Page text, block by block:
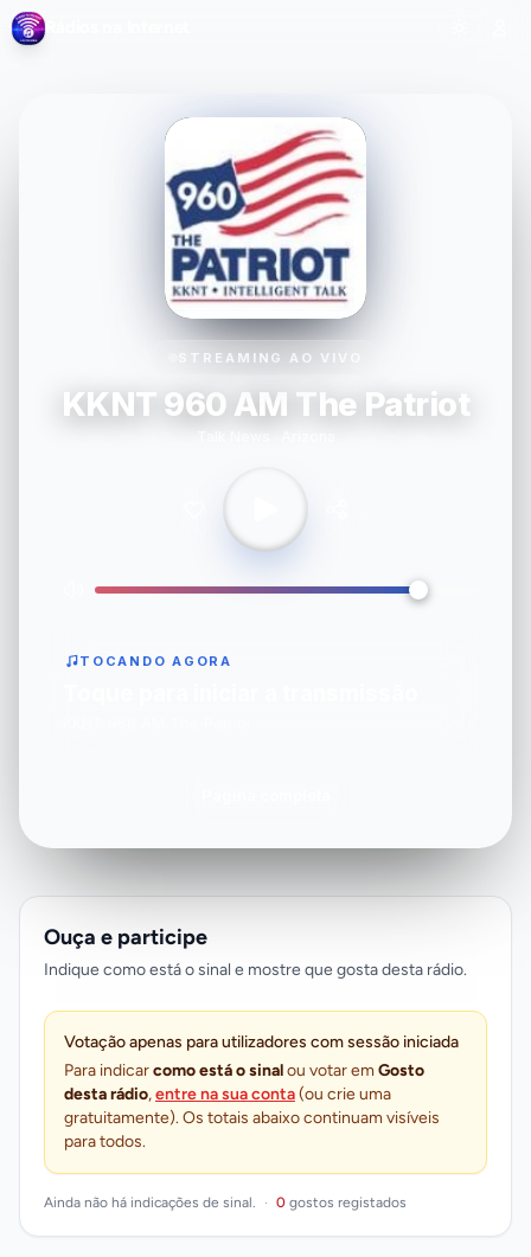
Rádios na Internet
STREAMING AO VIVO
KKNT 960 AM The Patriot
TOCANDO AGORA
Ouça e participe
Indique como está o sinal e mostre que gosta desta rádio.
Votação apenas para utilizadores com sessão iniciada
Para indicarcomo está o sinalou votar emGosto
desta rádio,entre na sua conta(ou crie uma
gratuitamente). Os totais abaixo continuam visíveis
para todos.
Ainda não há indicações de sinal. · 0 gostos registados